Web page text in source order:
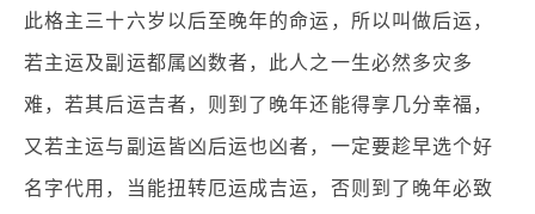
此格主三十六岁以后至晚年的命运，所以叫做后运，
若主运及副运都属凶数者，此人之一生必然多灾多
难，若其后运吉者，则到了晚年还能得享几分幸福，
又若主运与副运皆凶后运也凶者，一定要趁早选个好
名字代用，当能扭转厄运成吉运，否则到了晚年必致